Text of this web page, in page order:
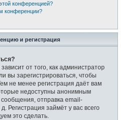
конференцией?
конференции?
и регистрация
от того, как администратор
вы зарегистрироваться, чтобы
не менее регистрация даёт вам
недоступны анонимным
отправка email-
Регистрация займёт у вас всего
это сделать.